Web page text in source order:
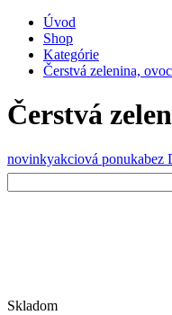
Úvod
Shop
Kategórie
Čerstvá zelenina,
Čerstvá
novinkyakciová ponukabez
Skladom